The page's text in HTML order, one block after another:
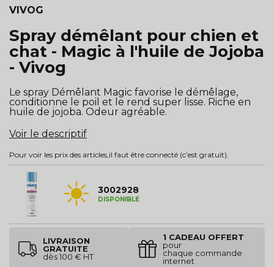
VIVOG
Spray démêlant pour chien et
chat - Magic à l'huile de Jojoba
- Vivog
Le spray Démêlant Magic favorise le démêlage,
conditionne le poil et le rend super lisse. Riche en
huile de jojoba. Odeur agréable.
Voir le descriptif
Pour voir les prix des articles, il faut être connecté (c’est gratuit).
3002928
DISPONIBLE
LIVRAISON
GRATUITE
dès 100 € HT
1 CADEAU OFFERT
pour
chaque commande
internet